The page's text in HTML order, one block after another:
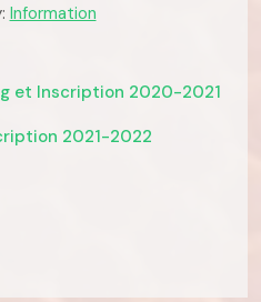
Information
et Inscription 2020-2021
2021-2022